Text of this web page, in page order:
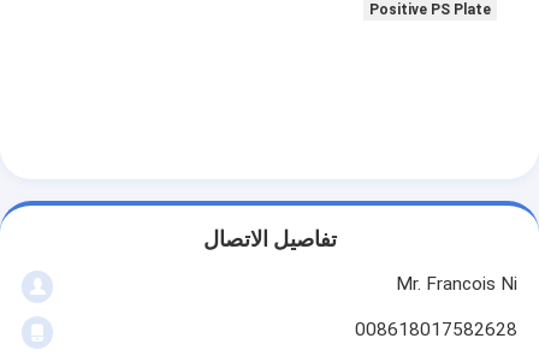
Positive PS Plate
تفاصيل الاتصال
Mr. Francois Ni
008618017582628